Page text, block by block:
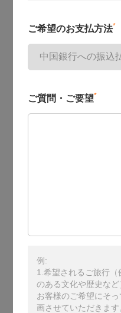
ご希望のお支払方法*
ご質問・ご要望*
例:
1.希望されるご旅行
のある文化や歴史など
お客様のご希望にそ
画させていただきます